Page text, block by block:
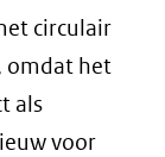
circulair
omdat het
als
voor